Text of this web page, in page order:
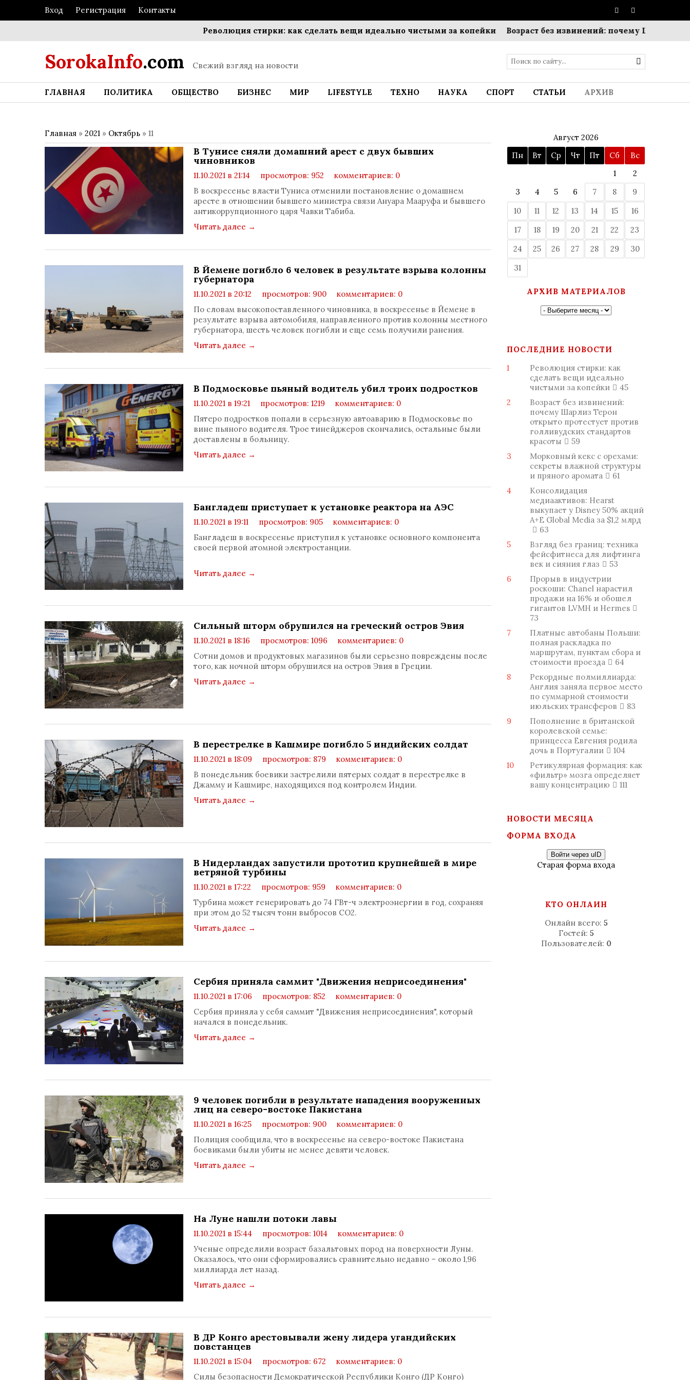
Вход Регистрация Контакты
Революция стирки: как сделать вещи идеально чистыми за копейки Возраст без извинений: почему Шарлиз Терон
SorokaInfo.com Свежий взгляд на новости
ГЛАВНАЯ ПОЛИТИКА ОБЩЕСТВО БИЗНЕС МИР LIFESTYLE ТЕХНО НАУКА СПОРТ СТАТЬИ АРХИВ
Главная » 2021 » Октябрь » 11
В Тунисе сняли домашний арест с двух бывших
чиновников
11.10.2021 в 21:14 просмотров: 952
комментариев: 0
В воскресенье власти Туниса отменили постановление о домашнем
аресте в отношении бывшего министра связи Ануара Мааруфа и бывшего
антикоррупционного царя Чавки Табиба.
Читать далее →
В Йемене погибло 6 человек в результате взрыва колонны
губернатора
11.10.2021 в 20:12 просмотров: 900
комментариев: 0
По словам высокопоставленного чиновника, в воскресенье в Йемене в
результате взрыва автомобиля, направленного против колонны местного
губернатора, шесть человек погибли и еще семь получили ранения.
Читать далее →
В Подмосковье пьяный водитель убил троих подростков
11.10.2021 в 19:21 просмотров: 1219
комментариев: 0
Пятеро подростков попали в серьезную автоаварию в Подмосковье по
вине пьяного водителя. Трое тинейджеров скончались, остальные были
доставлены в больницу.
Читать далее →
Бангладеш приступает к установке реактора на АЭС
11.10.2021 в 19:11 просмотров: 905
комментариев: 0
Бангладеш в воскресенье приступил к установке основного компонента
своей первой атомной электростанции.
Читать далее →
Сильный шторм обрушился на греческий остров Эвия
11.10.2021 в 18:16 просмотров: 1096
комментариев: 0
Сотни домов и продуктовых магазинов были серьезно повреждены после
того, как ночной шторм обрушился на остров Эвия в Греции.
Читать далее →
В перестрелке в Кашмире погибло 5 индийских солдат
11.10.2021 в 18:09 просмотров: 879
комментариев: 0
В понедельник боевики застрелили пятерых солдат в перестрелке в
Джамму и Кашмире, находящихся под контролем Индии.
Читать далее →
В Нидерландах запустили прототип крупнейшей в мире
ветряной турбины
11.10.2021 в 17:22 просмотров: 959
комментариев: 0
Турбина может генерировать до 74 ГВт-ч электроэнергии в год, сохраняя
при этом до 52 тысяч тонн выбросов СО2.
Читать далее →
Сербия приняла саммит "Движения неприсоединения"
11.10.2021 в 17:06 просмотров: 852
комментариев: 0
Сербия приняла у себя саммит "Движения неприсоединения", который
начался в понедельник.
Читать далее →
9 человек погибли в результате нападения вооруженных
лиц на северо-востоке Пакистана
11.10.2021 в 16:25 просмотров: 900
комментариев: 0
Полиция сообщила, что в воскресенье на северо-востоке Пакистана
боевиками были убиты не менее девяти человек.
Читать далее →
На Луне нашли потоки лавы
11.10.2021 в 15:44 просмотров: 1014
комментариев: 0
Ученые определили возраст базальтовых пород на поверхности Луны.
Оказалось, что они сформировались сравнительно недавно – около 1,96
миллиарда лет назад.
Читать далее →
В ДР Конго арестовывали жену лидера угандийских
повстанцев
11.10.2021 в 15:04 просмотров: 672
комментариев: 0
Силы безопасности Демократической Республики Конго (ДР Конго)
Август 2026
Пн
Вт Ср Чт Пт Сб
Вс
1
2
3
4 5 6 7 8
9
10
11 12 13 14 15
16
17
18 19 20 21 22
23
24
25 26 27 28 29
30
31
АРХИВ МАТЕРИАЛОВ
ПОСЛЕДНИЕ НОВОСТИ
1
Революция стирки: как
сделать вещи идеально
чистыми за копейки
45
2
Возраст без извинений:
почему Шарлиз Терон
открыто протестует против
голливудских стандартов
красоты
59
3
Морковный кекс с орехами:
секреты влажной структуры
и пряного аромата
61
4
Консолидация
медиаактивов: Hearst
выкупает у Disney 50% акций
A+E Global Media за $1,2 млрд
63
5
Взгляд без границ: техника
фейсфитнеса для лифтинга
век и сияния глаз
53
6
Прорыв в индустрии
роскоши: Chanel нарастил
продажи на 16% и обошел
гигантов LVMH и Hermes
73
7
Платные автобаны Польши:
полная раскладка по
маршрутам, пунктам сбора и
стоимости проезда
64
8
Рекордные полмиллиарда:
Англия заняла первое место
по суммарной стоимости
июльских трансферов
83
9
Пополнение в британской
королевской семье:
принцесса Евгения родила
дочь в Португалии
104
10
Ретикулярная формация: как
«фильтр» мозга определяет
вашу концентрацию
111
НОВОСТИ МЕСЯЦА
ФОРМА ВХОДА
Войти через uID
Старая форма входа
КТО ОНЛАЙН
Онлайн всего: 5
Гостей: 5
Пользователей: 0